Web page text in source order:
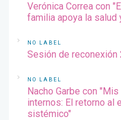
Verónica Correa con
familia apoya la salud
NO LABEL
Sesión de reconexión
NO LABEL
Nacho Garbe con
internos: El retorno al
sistémico"